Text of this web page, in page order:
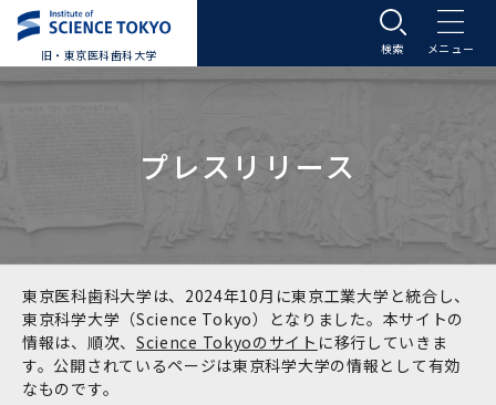
旧・東京医科歯科大学
大学案内トップ
学長メッセージ
基本理念・沿革
基本理念・沿革トップ
東京医科歯科大学の特色
入学案内トップ
大学案内
学部受験生向け「大学案内」（冊子）
学生生活
学生生活トップ
Science Tokyo SPRING (医歯学系)
教育研究組織等
教育研究組織等トップ
大学病院
プレスリリース
東京医科歯科大学は、2024年10月に東京工業大学と統合し、
東京科学大学（Science Tokyo）となりました。本サイトの
情報は、順次、 Science Tokyoのサイト に移行していきま
す。公開されているページは東京科学大学の情報として有効
なものです。